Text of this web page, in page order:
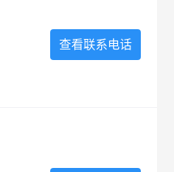
查看联系电话